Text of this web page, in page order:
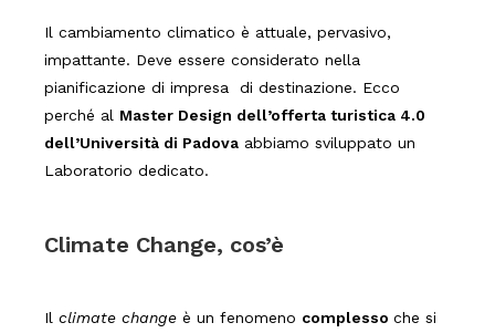
Il cambiamento climatico è attuale, pervasivo,
impattante. Deve essere considerato nella
pianificazione di impresa di destinazione. Ecco
perché al Master Design dell’offerta turistica 4.0
dell’Università di Padova abbiamo sviluppato un
Laboratorio dedicato.
Climate Change, cos’è
Il climate change è un fenomeno complesso che si